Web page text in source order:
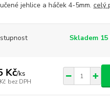
jehlice a háček 4-5mm. celý
Skladem 15
Kč/ks
bez DPH